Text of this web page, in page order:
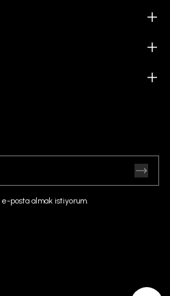
e-posta almak istiyorum.